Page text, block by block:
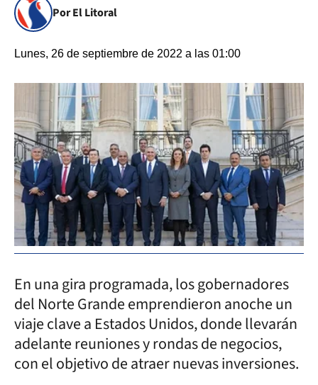
Por El Litoral
Lunes, 26 de septiembre de 2022 a las 01:00
En una gira programada, los gobernadores
del Norte Grande emprendieron anoche un
viaje clave a Estados Unidos, donde llevarán
adelante reuniones y rondas de negocios,
con el objetivo de atraer nuevas inversiones.